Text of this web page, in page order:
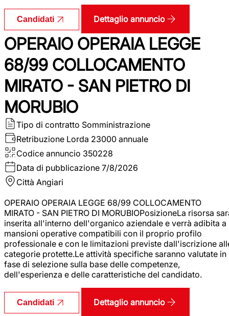
Candidati Dettaglio annuncio
OPERAIO OPERAIA LEGGE
68/99 COLLOCAMENTO
MIRATO - SAN PIETRO DI
MORUBIO
Tipo di contratto Somministrazione
Retribuzione Lorda 23000 annuale
Codice annuncio 350228
Data di pubblicazione 7/8/2026
Città Angiari
OPERAIO OPERAIA LEGGE 68/99 COLLOCAMENTO
MIRATO - SAN PIETRO DI MORUBIOPosizioneLa risorsa
inserita all'interno dell'organico aziendale e verrà adibita a
mansioni operative compatibili con il proprio profilo
professionale e con le limitazioni previste dall'iscrizione
categorie protette.Le attività specifiche saranno valutate in
fase di selezione sulla base delle competenze,
dell'esperienza e delle caratteristiche del candidato.
Candidati Dettaglio annuncio